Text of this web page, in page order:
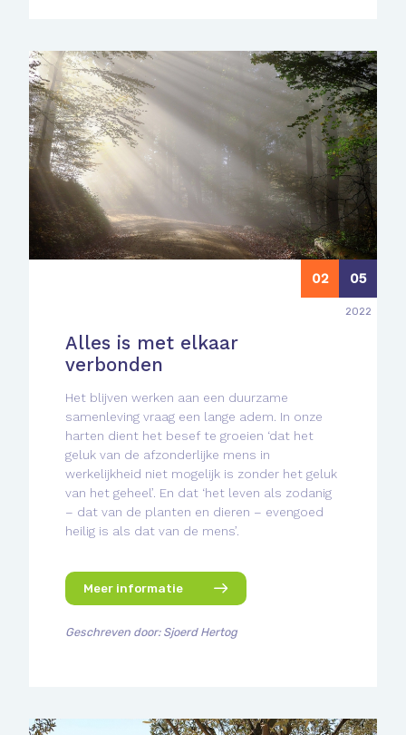
02 05
2022
Alles is met elkaar
verbonden
Het blijven werken aan een duurzame
samenleving vraag een lange adem. In onze
harten dient het besef te groeien ‘dat het
geluk van de afzonderlijke mens in
werkelijkheid niet mogelijk is zonder het geluk
van het geheel’. En dat ‘het leven als zodanig
– dat van de planten en dieren – evengoed
heilig is als dat van de mens’.
Meer informatie
Geschreven door: Sjoerd Hertog